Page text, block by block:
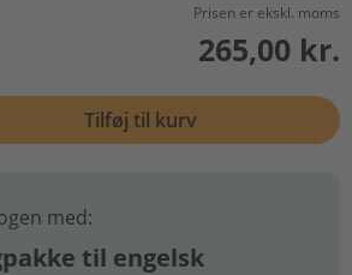
Prisen er ekskl. moms
265,00 kr.
Tilføj til kurv
med:
til engelsk